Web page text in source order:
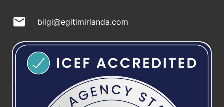
mail bilgi@egitimirlanda.com